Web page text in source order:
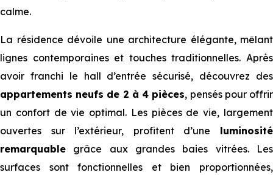
calme.
La résidence dévoile une architecture élégante, mêlant
lignes contemporaines et touches traditionnelles. Après
avoir franchi le hall d’entrée sécurisé, découvrez des
appartements neufs de 2 à 4 pièces, pensés pour offrir
un confort de vie optimal. Les pièces de vie, largement
ouvertes sur l’extérieur, profitent d’une luminosité
remarquable grâce aux grandes baies vitrées. Les
surfaces sont fonctionnelles et bien proportionnées,